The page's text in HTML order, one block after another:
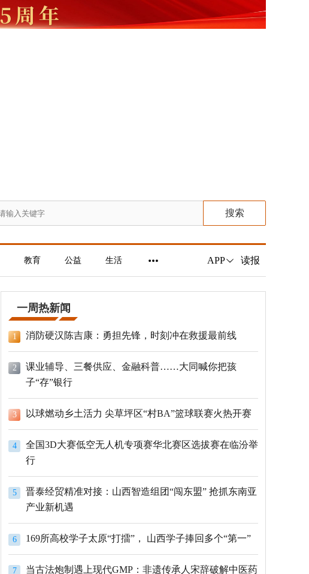
搜索
教育 公益 生活 APP 读报
一周热新闻
1 消防硬汉陈吉康：勇担先锋，时刻冲在救援最前线
2
课业辅导、三餐供应、金融科普……大同喊你把孩
子“存”银行
3 以球燃动乡土活力 尖草坪区“村BA”篮球联赛火热开赛
4
全国3D大赛低空无人机专项赛华北赛区选拔赛在临汾举
行
5
晋泰经贸精准对接：山西智造组团“闯东盟” 抢抓东南亚
产业新机遇
6 169所高校学子太原“打擂”， 山西学子捧回多个“第一”
7
当古法炮制遇上现代GMP：非遗传承人宋辞破解中医药